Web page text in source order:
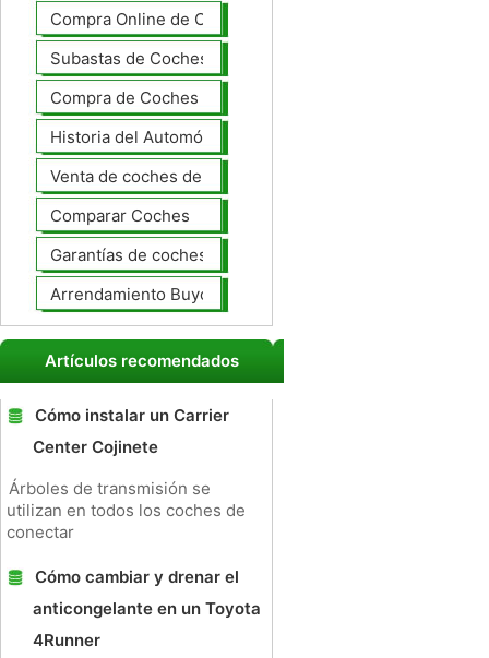
Compra Online de Coches
Subastas de Coches
Compra de Coches Basics
Historia del Automóvil
Venta de coches de lujo
Comparar Coches
Garantías de coches ampliado
Arrendamiento Buyout
Artículos recomendados
Cómo instalar un Carrier
Center Cojinete
Árboles de transmisión se
utilizan en todos los coches de
conectar
Cómo cambiar y drenar el
anticongelante en un Toyota
4Runner